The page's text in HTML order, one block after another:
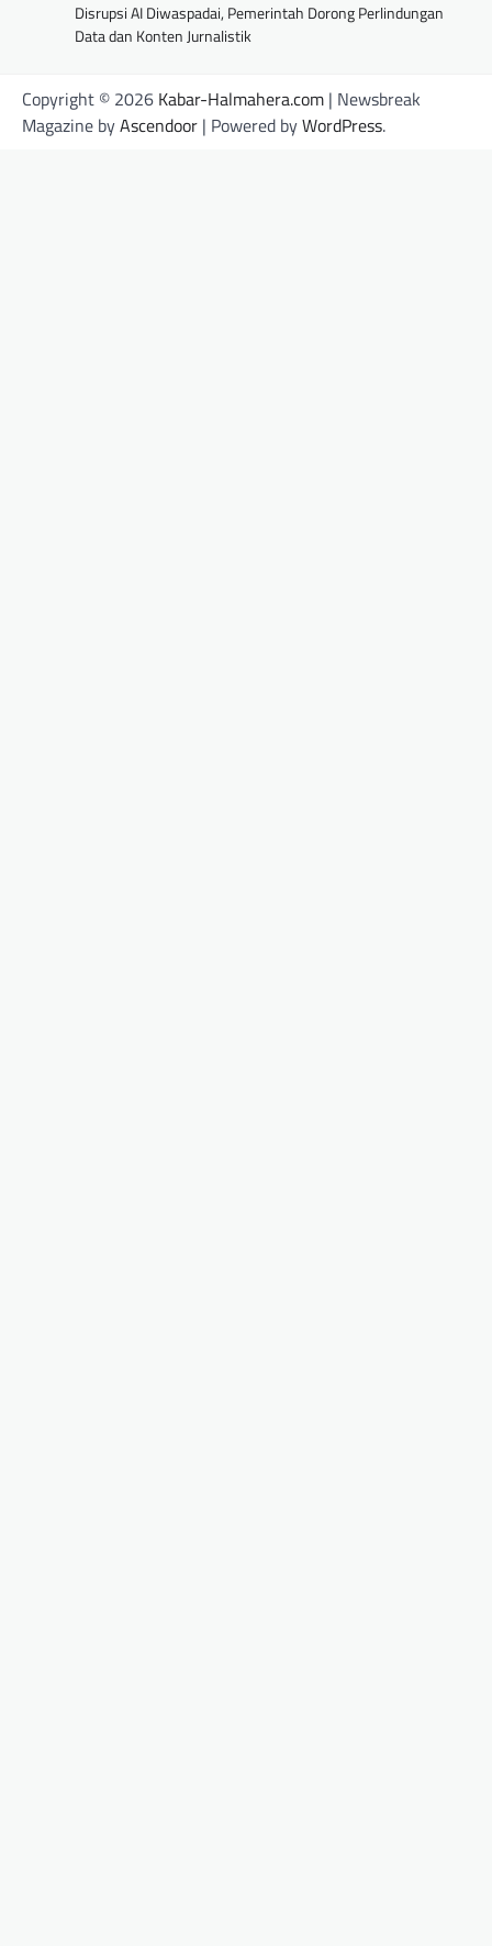
Disrupsi AI Diwaspadai, Pemerintah Dorong Perlindungan
Data dan Konten Jurnalistik
Copyright © 2026 Kabar-Halmahera.com | Newsbreak
Magazine byAscendoor | Powered byWordPress.